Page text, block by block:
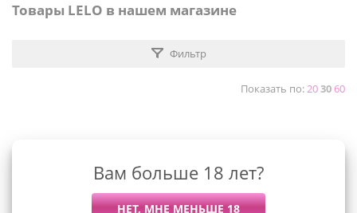
Товары LELO в нашем магазине
Фильтр
Показать по:203060
В данный момент нет активных
товаров
Вам больше 18 лет?